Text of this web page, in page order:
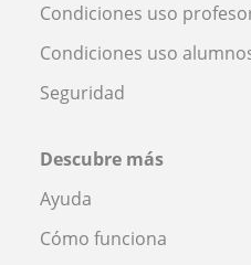
Condiciones uso
Condiciones uso
Seguridad
Descubre más
Ayuda
Cómo funciona